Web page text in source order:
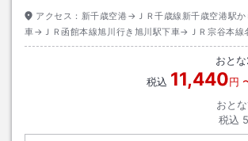
アクセス： 新千歳空港→ＪＲ千歳線新千歳空港駅
車→ＪＲ函館本線旭川行き旭川駅下車→ＪＲ宗谷本線
１０分
おとな
税込 11,440円
おと
税込